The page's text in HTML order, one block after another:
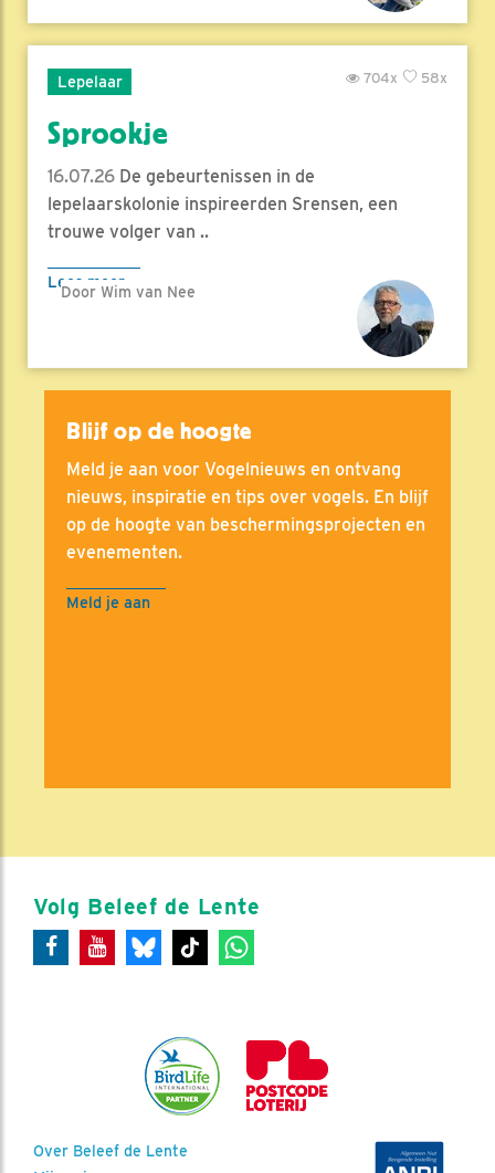
Lepelaar 58x
704x
Sprookje
16.07.26 De gebeurtenissen in de
lepelaarskolonie inspireerden Srensen, een
trouwe volger van ..
Lees meer
Door Wim van Nee
Blijf op de hoogte
Meld je aan voor Vogelnieuws en ontvang
nieuws, inspiratie en tips over vogels. En blijf
op de hoogte van beschermingsprojecten en
evenementen.
Meld je aan
Volg Beleef de Lente
Over Beleef de Lente